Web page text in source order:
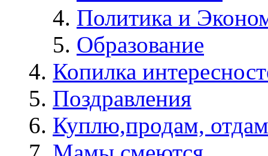
Политика и
Образование
Копилка
Поздравления
Куплю,продам,